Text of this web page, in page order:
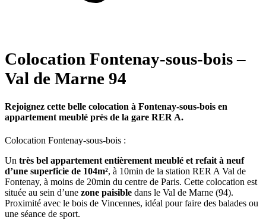
Colocation Fontenay-sous-bois –
Val de Marne 94
Rejoignez cette belle colocation à Fontenay-sous-bois en
appartement meublé près de la gare RER A.
Colocation Fontenay-sous-bois :
Un très bel appartement entièrement meublé et refait à neuf
d’une superficie de 104m², à 10min de la station RER A Val de
Fontenay, à moins de 20min du centre de Paris. Cette colocation est
située au sein d’une zone paisible dans le Val de Marne (94).
Proximité avec le bois de Vincennes, idéal pour faire des balades ou
une séance de sport.